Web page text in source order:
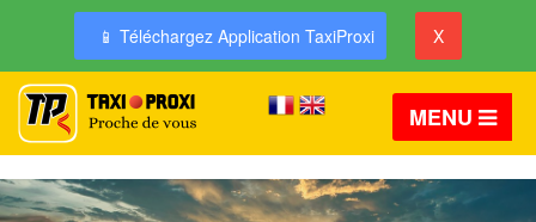
📱 Téléchargez Application TaxiProxi X
MENU